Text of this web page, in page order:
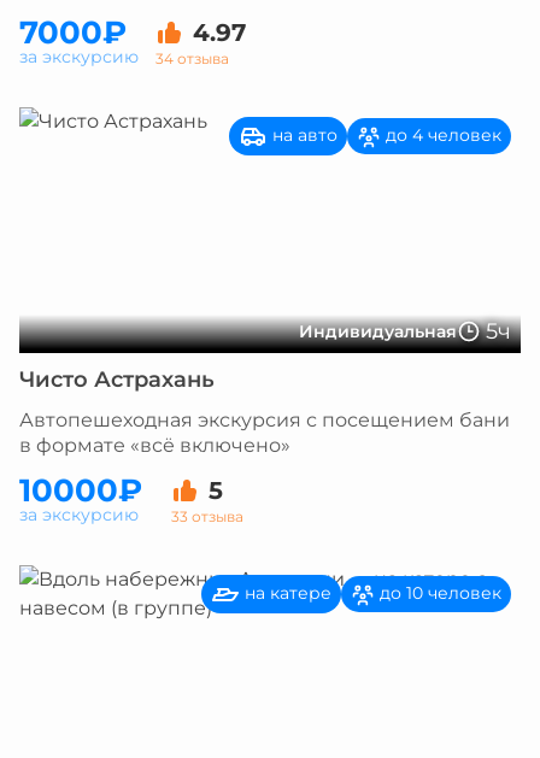
7000₽ 4.97
34 отзыва
за экскурсию
Индивидуальная 5ч
на авто до 4 человек
Чисто Астрахань
Автопешеходная экскурсия с посещением бани
в формате «всё включено»
10000₽ 5
33 отзыва
за экскурсию
на катере до 10 человек